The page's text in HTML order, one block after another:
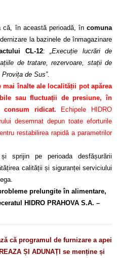
că, în această perioadă, încomuna
la bazinele de înmagazinare
CL-12: „Execuție lucrări de
de tratare, rezervoare, stații de
de Sus”.
mai înalte ale localității pot apărea
sau fluctuații de presiune, în
consum ridicat.
Echipele HIDRO
desemnat depun toate eforturile
restabilirea rapidă a parametrilor
sprijin pe perioada desfășurării
calității și siguranței serviciului
prelungite în alimentare,
HIDRO PRAHOVA S.A. –
că programul de furnizare a apei
ȘI ADUNAȚI se menține și